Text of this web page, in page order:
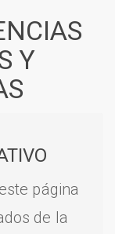
Y
página
de la